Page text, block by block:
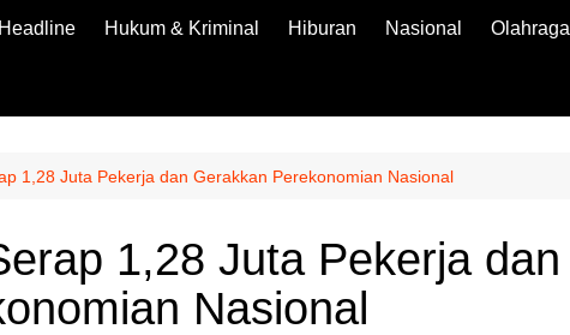
Headline Hukum & Kriminal Hiburan Nasional Olahraga
1,28 Juta Pekerja dan Gerakkan Perekonomian Nasional
1,28 Juta Pekerja dan
Nasional